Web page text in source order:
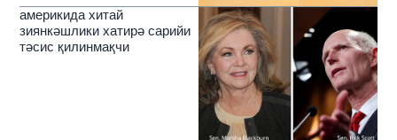
америкида хитай
зиянкәшлики хатирә сарийи
тәсис қилинмақчи